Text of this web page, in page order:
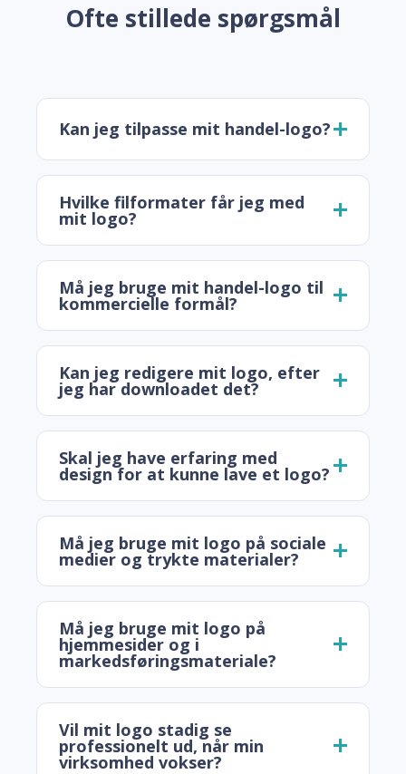
Ofte stillede spørgsmål
Kan jeg tilpasse mit handel-logo?
Hvilke filformater får jeg med
mit logo?
Må jeg bruge mit handel-logo til
kommercielle formål?
Kan jeg redigere mit logo, efter
jeg har downloadet det?
Skal jeg have erfaring med
design for at kunne lave et logo?
Må jeg bruge mit logo på sociale
medier og trykte materialer?
Må jeg bruge mit logo på
hjemmesider og i
markedsføringsmateriale?
Vil mit logo stadig se
professionelt ud, når min
virksomhed vokser?